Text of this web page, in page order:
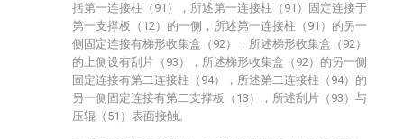
括第一连接柱（91），所述第一连接柱（91）固定连接于
第一支撑板（12）的一侧，所述第一连接柱（91）的另一
侧固定连接有梯形收集盒（92），所述梯形收集盒（92）
的上侧设有刮片（93），所述梯形收集盒（92）的另一侧
固定连接有第二连接柱（94），所述第二连接柱（94）的
另一侧固定连接有第二支撑板（13），所述刮片（93）与
压辊（51）表面接触。